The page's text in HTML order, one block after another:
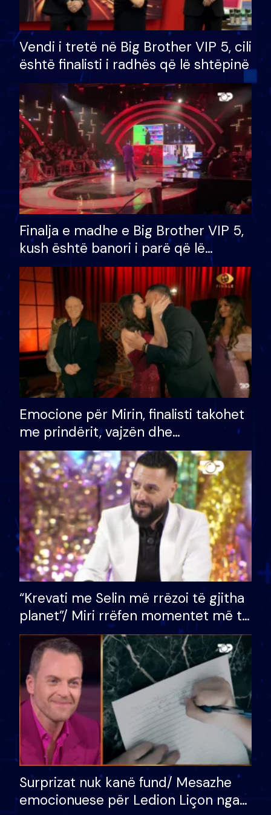
Vendi i tretë në Big Brother VIP 5, cili
është finalisti i radhës që lë shtëpinë
Finalja e madhe e Big Brother VIP 5,
kush është banori i parë që lë
shtëpinë dhe humb mundësinë për
të fituar çmimin e madh
Emocione për Mirin, finalisti takohet
me prindërit, vajzën dhe
bashkëshorten: S’kemi ndonjë letër
divorci apo jo?
“Krevati me Selin më rrëzoi të gjitha
planet”/ Miri rrëfen momentet më të
bukura në shtëpinë e BB VIP: Do më
mungojë zilja e mëngjesit kur…
Surprizat nuk kanë fund/ Mesazhe
emocionuese për Ledion Liçon nga